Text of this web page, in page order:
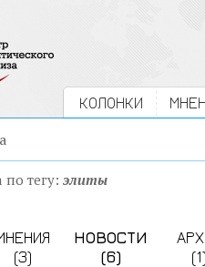
КОЛОНКИ
по тегу: элиты
(3)
НОВОСТИ
(6)
(1)